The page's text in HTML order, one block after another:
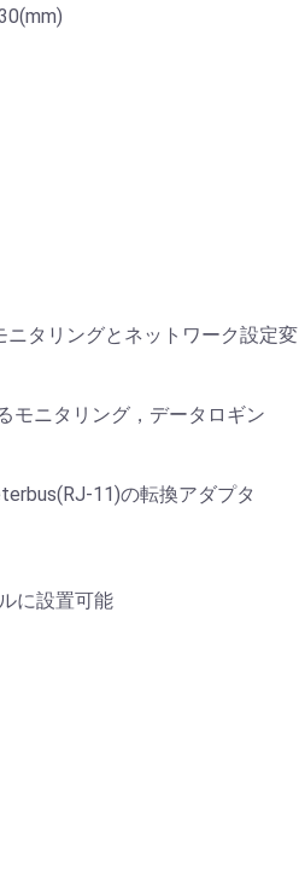
ニタリングとネットワーク設定変
モニタリング，データロギン
11)の転換アダプタ
に設置可能